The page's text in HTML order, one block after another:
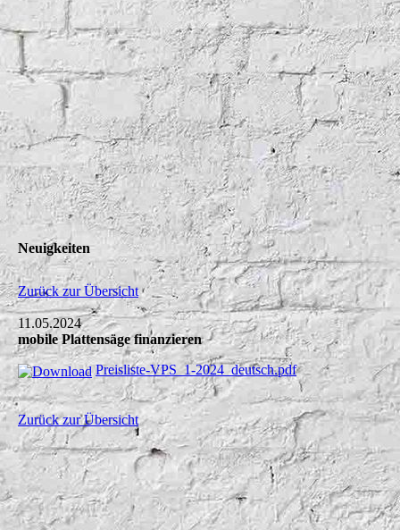
Neuigkeiten
Zurück zur Übersicht
11.05.2024
mobile Plattensäge finanzieren
Preisliste-VPS_1-2024_deutsch.pdf
Zurück zur Übersicht